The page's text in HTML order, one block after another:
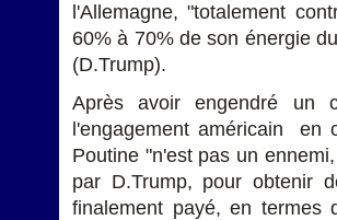
l'Allemagne, "totalement
60% à 70% de son énergie
(D.Trump).
Après avoir engendré un
l'engagement américain en
Poutine "n'est pas un
par D.Trump, pour obtenir
finalement payé, en termes